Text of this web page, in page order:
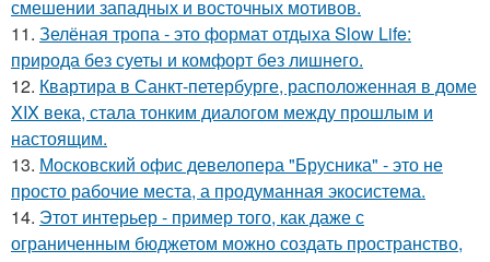
смешении западных и восточных мотивов.
11. Зелёная тропа - это формат отдыха Slow Life:
природа без суеты и комфорт без лишнего.
12. Квартира в Санкт-петербурге, расположенная в доме
XIX века, стала тонким диалогом между прошлым и
настоящим.
13. Московский офис девелопера "Брусника" - это не
просто рабочие места, а продуманная экосистема.
14. Этот интерьер - пример того, как даже с
ограниченным бюджетом можно создать пространство,